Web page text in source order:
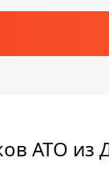
АТО из